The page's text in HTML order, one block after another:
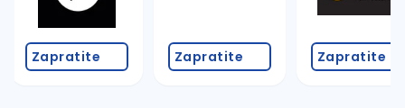
Zapratite Zapratite Zapratite